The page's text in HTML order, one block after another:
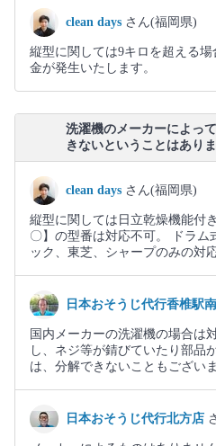
clean days さん(福岡県)
縦型に関しては9キロを超える
金が発生いたします。
洗濯機のメーカーによっ
きないということはあり
clean days さん(福岡県)
縦型に関しては日立乾燥機能付
〇】の型番は対応不可。 ドラム
ック、東芝、シャープのみの対
日本おそうじ代行香椎駅
国内メーカーの洗濯機の場合は
し、ネジ等が錆びていたり部品
は、分解できないこともございま
日本おそうじ代行北方店